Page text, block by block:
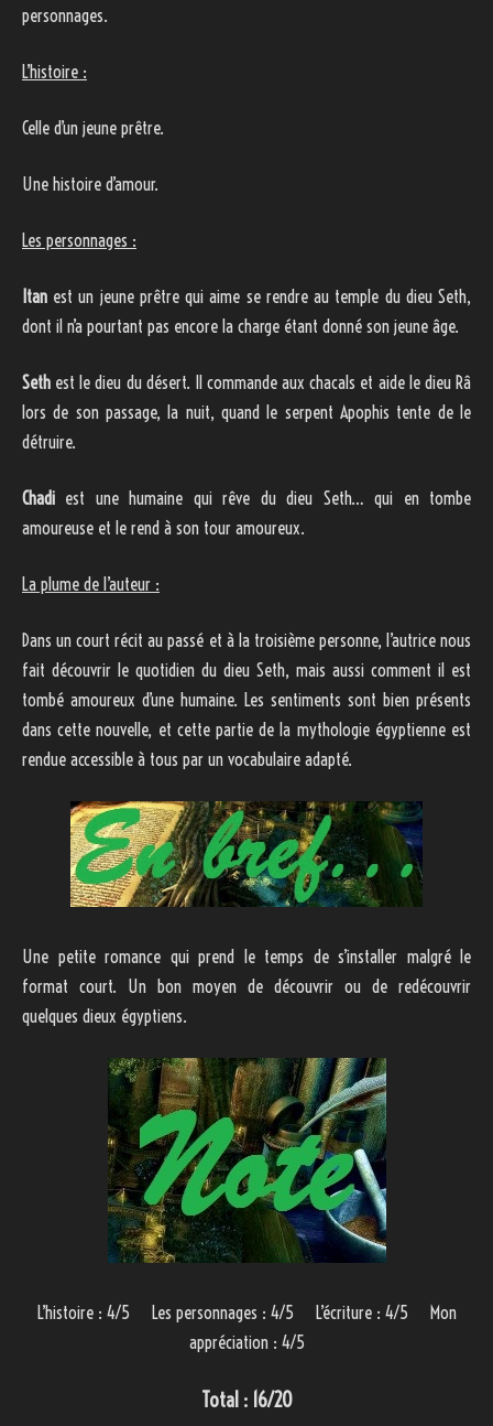
personnages.
L’histoire :
Celle d’un jeune prêtre.
Une histoire d’amour.
Les personnages :
Itan est un jeune prêtre qui aime se rendre au temple du dieu Seth,
dont il n’a pourtant pas encore la charge étant donné son jeune âge.
Seth est le dieu du désert. Il commande aux chacals et aide le dieu Râ
lors de son passage, la nuit, quand le serpent Apophis tente de le
détruire.
Chadi est une humaine qui rêve du dieu Seth… qui en tombe
amoureuse et le rend à son tour amoureux.
La plume de l’auteur :
Dans un court récit au passé et à la troisième personne, l’autrice nous
fait découvrir le quotidien du dieu Seth, mais aussi comment il est
tombé amoureux d’une humaine. Les sentiments sont bien présents
dans cette nouvelle, et cette partie de la mythologie égyptienne est
rendue accessible à tous par un vocabulaire adapté.
Une petite romance qui prend le temps de s’installer malgré le
format court. Un bon moyen de découvrir ou de redécouvrir
quelques dieux égyptiens.
L’histoire : 4/5 Les personnages : 4/5 L’écriture : 4/5 Mon
appréciation : 4/5
Total : 16/20